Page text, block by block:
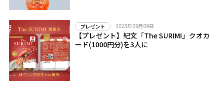
プレゼント 2025年09月09日
【プレゼント】紀文「The SURIMI」クオカ
ード(1000円分)を3人に